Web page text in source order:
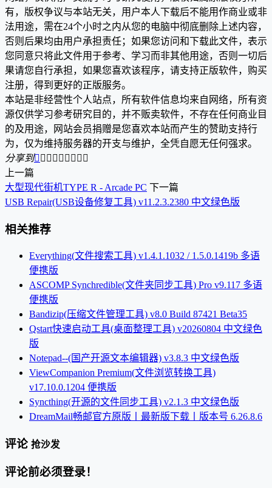
有，版权争议与本站无关，用户本人下载后不能用作商业或非
法用途，需在24个小时之内从您的电脑中彻底删除上述内容，
否则后果均由用户承担责任；如果您访问和下载此文件，表示
您同意只将此文件用于参考、学习而非其他用途，否则一切后
果请您自行承担，如果您喜欢该程序，请支持正版软件，购买
注册，得到更好的正版服务。
本站是非经营性个人站点，所有软件信息均来自网络，所有资
源仅供学习参考研究目的，并不贩卖软件，不存在任何商业目
的及用途，网站会员捐赠是您喜欢本站而产生的赞助支持行
为，仅为维持服务器的开支与维护，全凭自愿无任何强求。
分享到        
上一篇
大型现代街机TYPE R - Arcade PC 下一篇
USB Repair(USB设备修复工具) v11.2.3.2380 中文绿色版
相关推荐
Everything(文件搜索工具) v1.4.1.1032 / 1.5.0.1419b 多语
便携版
ASCOMP Synchredible(文件夹同步工具) Pro v9.117 多语
便携版
Bandizip(压缩文件管理工具) v8.0 Build 87421 Beta35
Qstart快速启动工具(桌面整理工具) v20260804 中文绿色
版
Notepad--(国产开源文本编辑器) v3.8.3 中文绿色版
ViewCompanion Premium(文件浏览转换工具)
v17.10.0.1204 便携版
Syncthing(开源的文件同步工具) v2.1.3 中文绿色版
DreamMail畅邮官方原版丨最新版下载丨版本号 6.26.8.6
评论 抢沙发
评论前必须登录！